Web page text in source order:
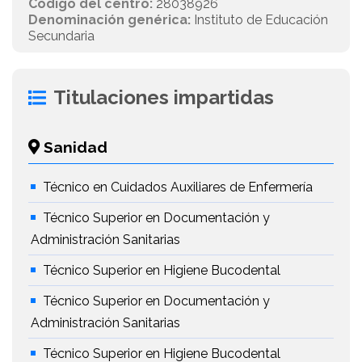
Código del centro: 28038926
Denominación genérica: Instituto de Educación
Secundaria
Titulaciones impartidas
Sanidad
Técnico en Cuidados Auxiliares de Enfermería
Técnico Superior en Documentación y
Administración Sanitarias
Técnico Superior en Higiene Bucodental
Técnico Superior en Documentación y
Administración Sanitarias
Técnico Superior en Higiene Bucodental